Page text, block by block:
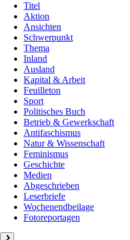
Titel
Aktion
Ansichten
Schwerpunkt
Thema
Inland
Ausland
Kapital & Arbeit
Feuilleton
Sport
Politisches Buch
Betrieb & Gewerkschaft
Antifaschismus
Natur & Wissenschaft
Feminismus
Geschichte
Medien
Abgeschrieben
Leserbriefe
Wochenendbeilage
Fotoreportagen